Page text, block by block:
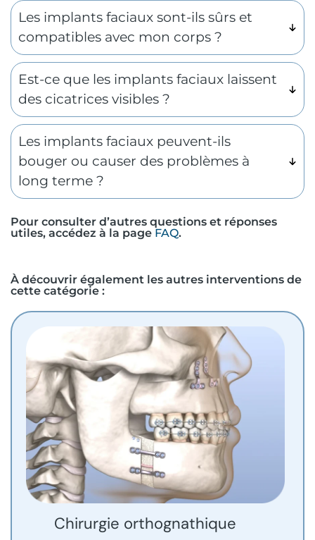
Les implants faciaux sont-ils sûrs et
compatibles avec mon corps ?
Est-ce que les implants faciaux laissent
des cicatrices visibles ?
Les implants faciaux peuvent-ils
bouger ou causer des problèmes à
long terme ?
Pour consulter d’autres questions et réponses
utiles, accédez à la page FAQ.
À découvrir également les autres interventions de
cette catégorie :
Chirurgie orthognathique